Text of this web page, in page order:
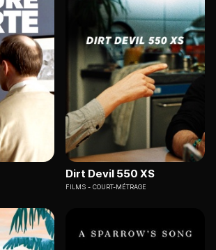
Dirt Devil 550 XS
FILMS COURT-MÉTRAGE